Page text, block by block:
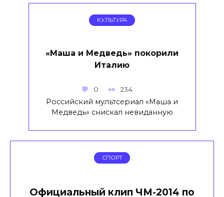
КУЛЬТУРА
«Маша и Медведь» покорили
Италию
0 234
Российский мультсериал «Маша и
Медведь» снискал невиданную
СПОРТ
Официальный клип ЧМ-2014 по